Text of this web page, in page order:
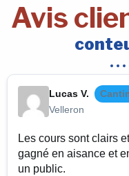
Avis
Lucas V.
Velleron
Les cours sont clairs
gagné en aisance et
un public.